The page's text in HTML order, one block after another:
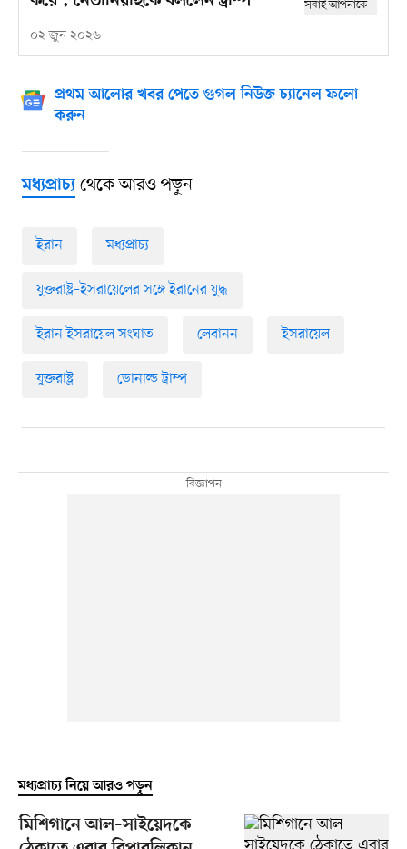
০২ জুন ২০২৬
প্রথম আলোর খবর পেতে গুগল নিউজ চ্যানেল ফলো
করুন
মধ্যপ্রাচ্যথেকে আরও পড়ুন
ইরান মধ্যপ্রাচ্য
যুক্তরাষ্ট্র–ইসরায়েলের সঙ্গে ইরানের যুদ্ধ
ইরান ইসরায়েল সংঘাত লেবানন ইসরায়েল
যুক্তরাষ্ট্র ডোনাল্ড ট্রাম্প
মধ্যপ্রাচ্য নিয়ে আরও পড়ুন
মিশিগানে আল–সাইয়েদকে